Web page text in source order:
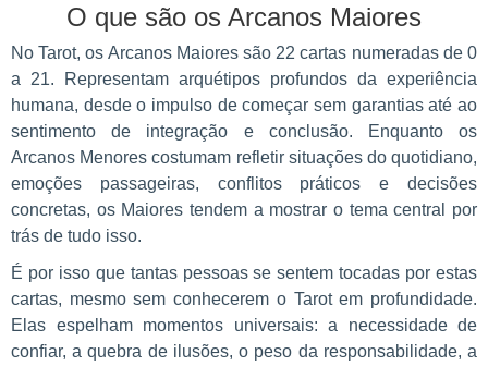
O que são os Arcanos Maiores
No Tarot, os Arcanos Maiores são 22 cartas numeradas de 0
a 21. Representam arquétipos profundos da experiência
humana, desde o impulso de começar sem garantias até ao
sentimento de integração e conclusão. Enquanto os
Arcanos Menores costumam refletir situações do quotidiano,
emoções passageiras, conflitos práticos e decisões
concretas, os Maiores tendem a mostrar o tema central por
trás de tudo isso.
É por isso que tantas pessoas se sentem tocadas por estas
cartas, mesmo sem conhecerem o Tarot em profundidade.
Elas espelham momentos universais: a necessidade de
confiar, a quebra de ilusões, o peso da responsabilidade, a